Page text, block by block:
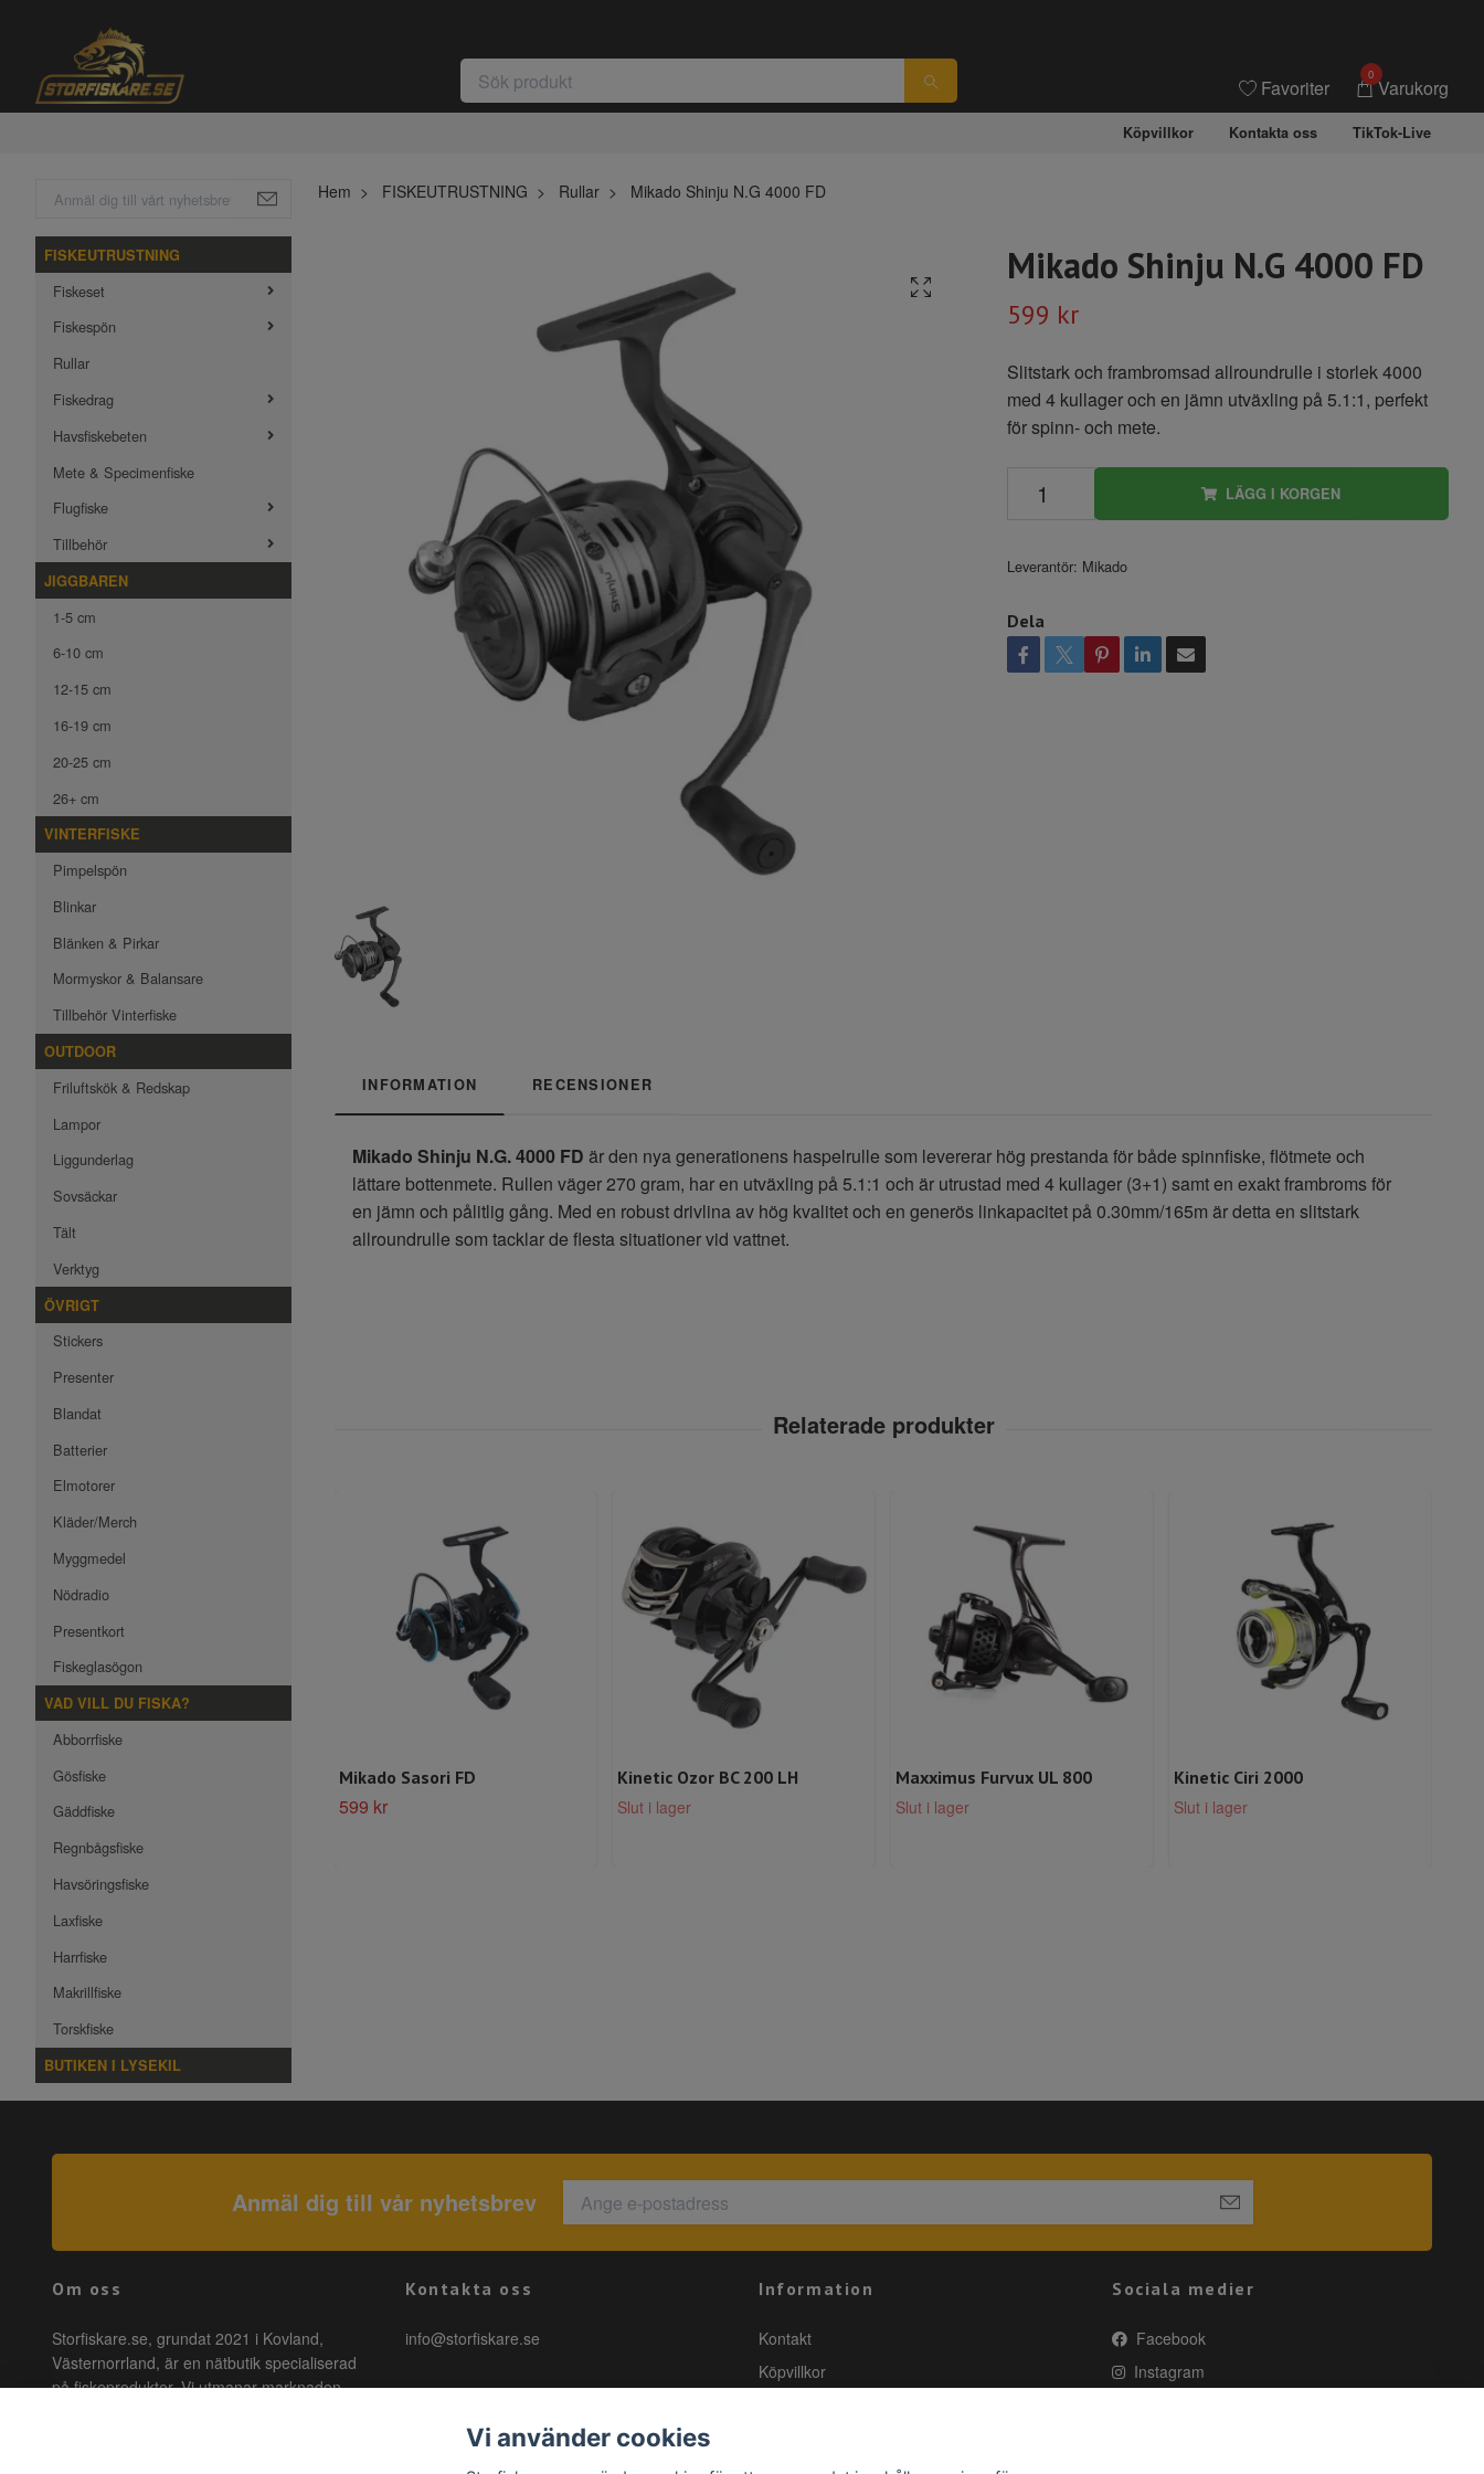
Favoriter
0
Varukorg
Köpvillkor Kontakta oss TikTok-Live
FISKEUTRUSTNING
Fiskeset
Fiskespön
Rullar
Fiskedrag
Havsfiskebeten
Mete & Specimenfiske
Flugfiske
Tillbehör
JIGGBAREN
1-5 cm
6-10 cm
12-15 cm
16-19 cm
20-25 cm
26+ cm
VINTERFISKE
Pimpelspön
Blinkar
Blänken & Pirkar
Mormyskor & Balansare
Tillbehör Vinterfiske
OUTDOOR
Friluftskök & Redskap
Lampor
Liggunderlag
Sovsäckar
Tält
Verktyg
ÖVRIGT
Stickers
Presenter
Blandat
Batterier
Elmotorer
Kläder/Merch
Myggmedel
Nödradio
Presentkort
Fiskeglasögon
VAD VILL DU FISKA?
Abborrfiske
Gösfiske
Gäddfiske
Regnbågsfiske
Havsöringsfiske
Laxfiske
Harrfiske
Makrillfiske
Torskfiske
BUTIKEN I LYSEKIL
Hem FISKEUTRUSTNING Rullar Mikado Shinju N.G 4000 FD
Mikado Shinju N.G 4000 FD
599 kr
Slitstark och frambromsad allroundrulle i storlek 4000
med 4 kullager och en jämn utväxling på 5.1:1, perfekt
för spinn- och mete.
LÄGG I KORGEN
Leverantör: Mikado
Dela
INFORMATION RECENSIONER
Mikado Shinju N.G. 4000 FD är den nya generationens haspelrulle som levererar hög prestanda för både spinnfiske, flötmete och
lättare bottenmete. Rullen väger 270 gram, har en utväxling på 5.1:1 och är utrustad med 4 kullager (3+1) samt en exakt frambroms för
en jämn och pålitlig gång. Med en robust drivlina av hög kvalitet och en generös linkapacitet på 0.30mm/165m är detta en slitstark
allroundrulle som tacklar de flesta situationer vid vattnet.
Mikado Sasori FD
599 kr
Kinetic Ozor BC 200 LH
Slut i lager
Maxximus Furvux UL 800
Slut i lager
Kinetic Ciri 2000
Slut i lager
Anmäl dig till vår nyhetsbrev
Om oss
Storfiskare.se, grundat 2021 i Kovland,
Västernorrland, är en nätbutik specialiserad
på fiskeprodukter. Vi utmanar marknaden
Kontakta oss
info@storfiskare.se
Information
Kontakt
Köpvillkor
Sociala medier
Facebook
Instagram
Vi använder cookies